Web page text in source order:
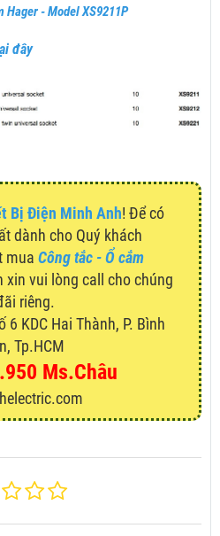
Hager - Model XS9211P
đây
Bị Điện Minh Anh! Để có
dành cho Quý khách
mua Công tắc - Ổ cắm
xin vui lòng call cho chúng
riêng.
6 KDC Hai Thành, P. Bình
Tp.HCM
Ms.Châu